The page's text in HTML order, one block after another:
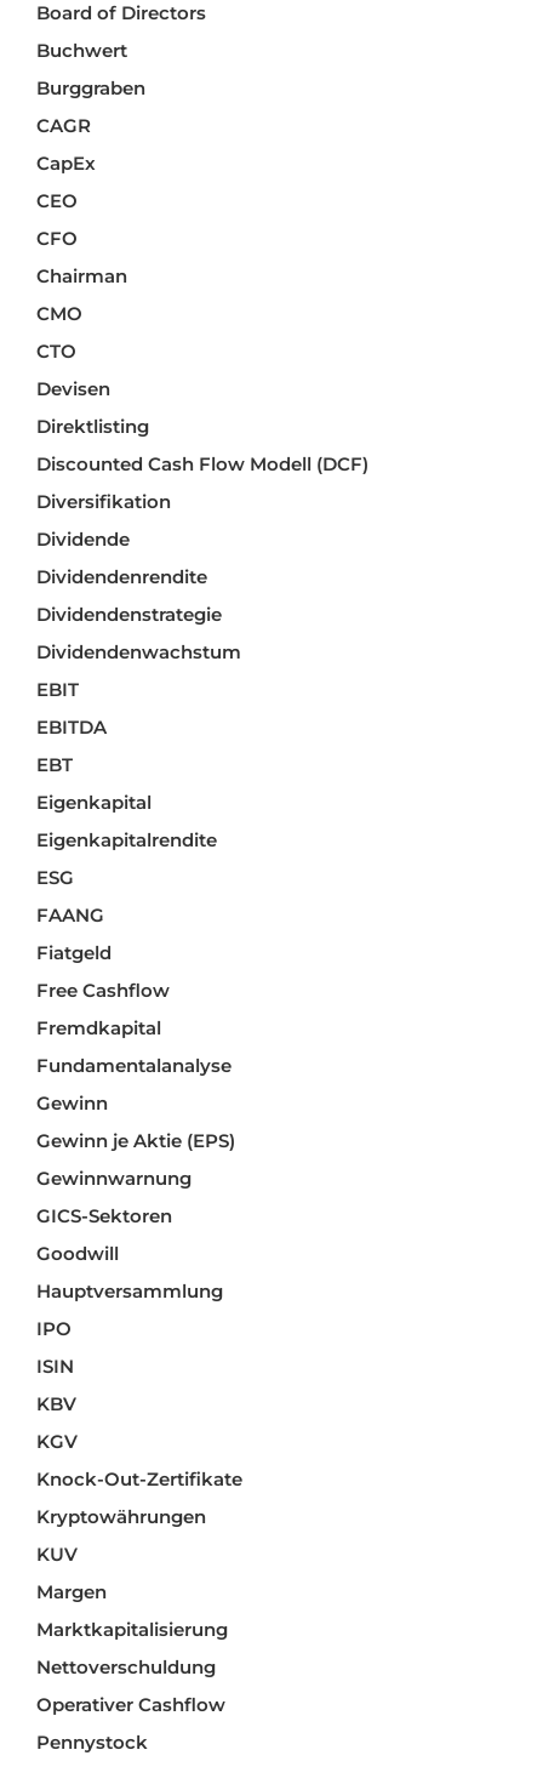
Board of Directors
Buchwert
Burggraben
CAGR
CapEx
CEO
CFO
Chairman
CMO
CTO
Devisen
Direktlisting
Discounted Cash Flow Modell (DCF)
Diversifikation
Dividende
Dividendenrendite
Dividendenstrategie
Dividendenwachstum
EBIT
EBITDA
EBT
Eigenkapital
Eigenkapitalrendite
ESG
FAANG
Fiatgeld
Free Cashflow
Fremdkapital
Fundamentalanalyse
Gewinn
Gewinn je Aktie (EPS)
Gewinnwarnung
GICS-Sektoren
Goodwill
Hauptversammlung
IPO
ISIN
KBV
KGV
Knock-Out-Zertifikate
Kryptowährungen
KUV
Margen
Marktkapitalisierung
Nettoverschuldung
Operativer Cashflow
Pennystock